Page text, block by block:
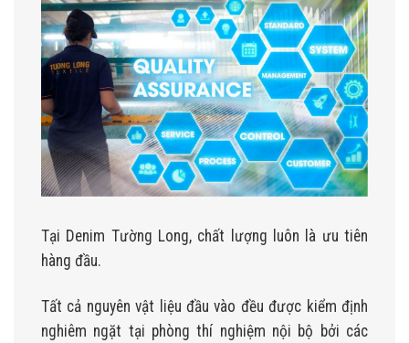
Tại Denim Tường Long, chất lượng luôn là ưu tiên
hàng đầu.
Tất cả nguyên vật liệu đầu vào đều được kiểm định
nghiêm ngặt tại phòng thí nghiệm nội bộ bởi các